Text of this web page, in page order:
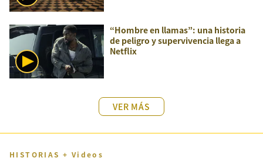
“Hombre en llamas”: una historia
de peligro y supervivencia llega a
Netflix
VER MÁS
HISTORIAS + Videos